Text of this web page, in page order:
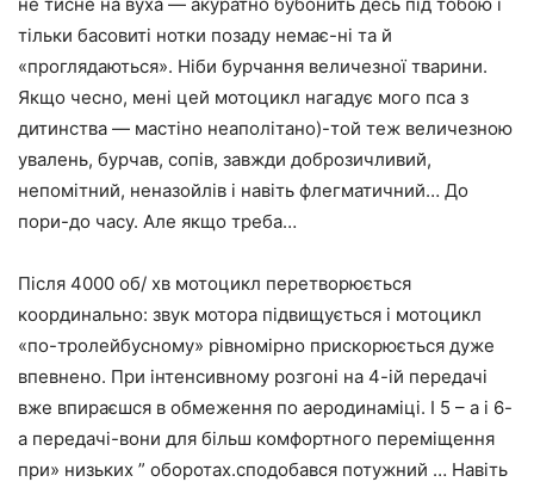
тільки басовиті нотки позаду немає-ні та й
«проглядаються». Ніби бурчання величезної тварини.
Якщо чесно, мені цей мотоцикл нагадує мого пса з
дитинства — мастіно неаполітано)-той теж величезною
увалень, бурчав, сопів, завжди доброзичливий,
непомітний, неназойлів і навіть флегматичний… До
пори-до часу. Але якщо треба…
Після 4000 об/ хв мотоцикл перетворюється
координально: звук мотора підвищується і мотоцикл
«по-тролейбусному» рівномірно прискорюється дуже
впевнено. При інтенсивному розгоні на 4-ій передачі
вже впираєшся в обмеження по аеродинаміці. І 5 – а і 6-
а передачі-вони для більш комфортного переміщення
при» низьких ” оборотах.сподобався потужний … Навіть